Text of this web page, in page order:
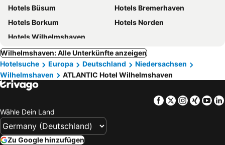
Hotels Büsum
Hotels Bremerhaven
Hotels Borkum
Hotels Norden
Hotels Wilhelmshaven
Wilhelmshaven: Alle Unterkünfte anzeigen
Hotelsuche
Europa Deutschland
Niedersachsen
Wilhelmshaven
ATLANTIC Hotel Wilhelmshaven
Facebook
TwitterXing
Wähle Dein Land
Zu Google hinzufügen